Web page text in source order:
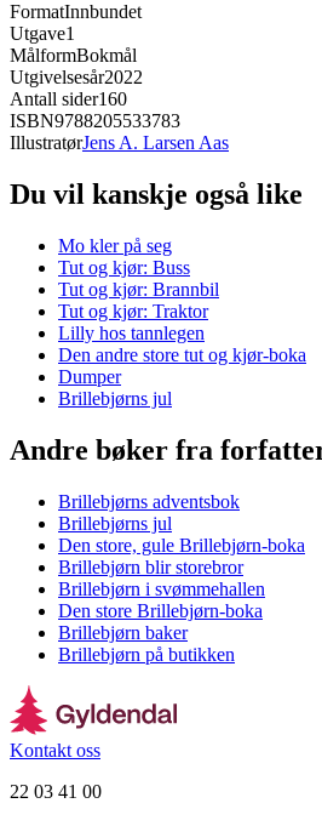
FormatInnbundet
Utgave1
MålformBokmål
Utgivelsesår2022
Antall sider160
ISBN9788205533783
IllustratørJens A. Larsen Aas
Du vil kanskje også like
Mo kler på seg
Tut og kjør: Buss
Tut og kjør: Brannbil
Tut og kjør: Traktor
Lilly hos tannlegen
Den andre store tut og kjør-boka
Dumper
Brillebjørns jul
Andre bøker fra
Brillebjørns adventsbok
Brillebjørns jul
Den store, gule Brillebjørn-boka
Brillebjørn blir storebror
Brillebjørn i svømmehallen
Den store Brillebjørn-boka
Brillebjørn baker
Brillebjørn på butikken
Kontakt oss
22 03 41 00